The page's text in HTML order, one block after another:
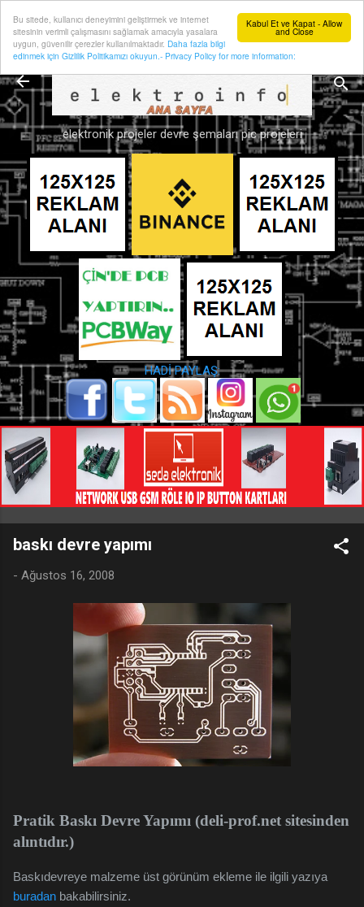
Kabul Et ve Kapat - Allow
and Close
Bu sitede, kullanıcı deneyimini geliştirmek ve internet
sitesinin verimli çalışmasını sağlamak amacıyla yasalara
uygun, güvenilir çerezler kullanılmaktadır. Daha fazla bilgi
edinmek için Gizlilik Politikamızı okuyun.- Privacy Policy for more information:
Ana içeriğe atla
elektronik projeler devre şemaları pic projeleri
HADİ PAYLAŞ:
baskı devre yapımı
- Ağustos 16, 2008
Pratik Baskı Devre Yapımı (deli-prof.net sitesinden
alıntıdır.)
Baskıdevreye malzeme üst görünüm ekleme ile ilgili yazıya
buradan bakabilirsiniz.